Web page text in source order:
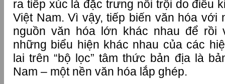
ra tiếp xúc là đặc trưng nổi trội do điều
Việt Nam. Vì vậy, tiếp biến văn hóa với
nguồn văn hóa lớn khác nhau để rồi
những biểu hiện khác nhau của các
lai trên “bộ lọc” tâm thức bản địa là
Nam – một nền văn hóa lắp ghép.